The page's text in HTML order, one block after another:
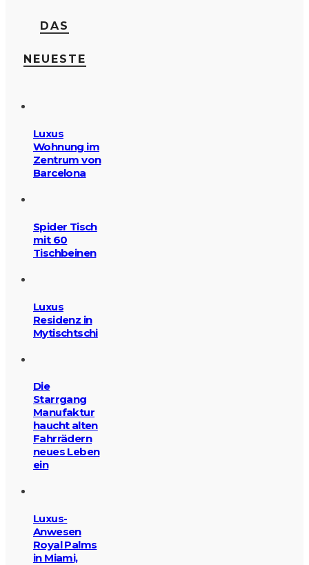
DAS
NEUESTE
Luxus
Wohnung im
Zentrum von
Barcelona
Spider Tisch
mit 60
Tischbeinen
Luxus
Residenz in
Mytischtschi
Die
Starrgang
Manufaktur
haucht alten
Fahrrädern
neues Leben
ein
Luxus-
Anwesen
Royal Palms
in Miami,